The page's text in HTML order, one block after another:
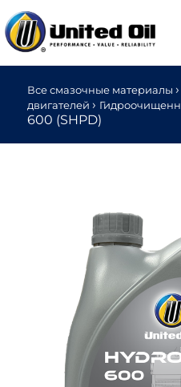
Все смазочные материалы›
двигателей›
600 (SHPD)